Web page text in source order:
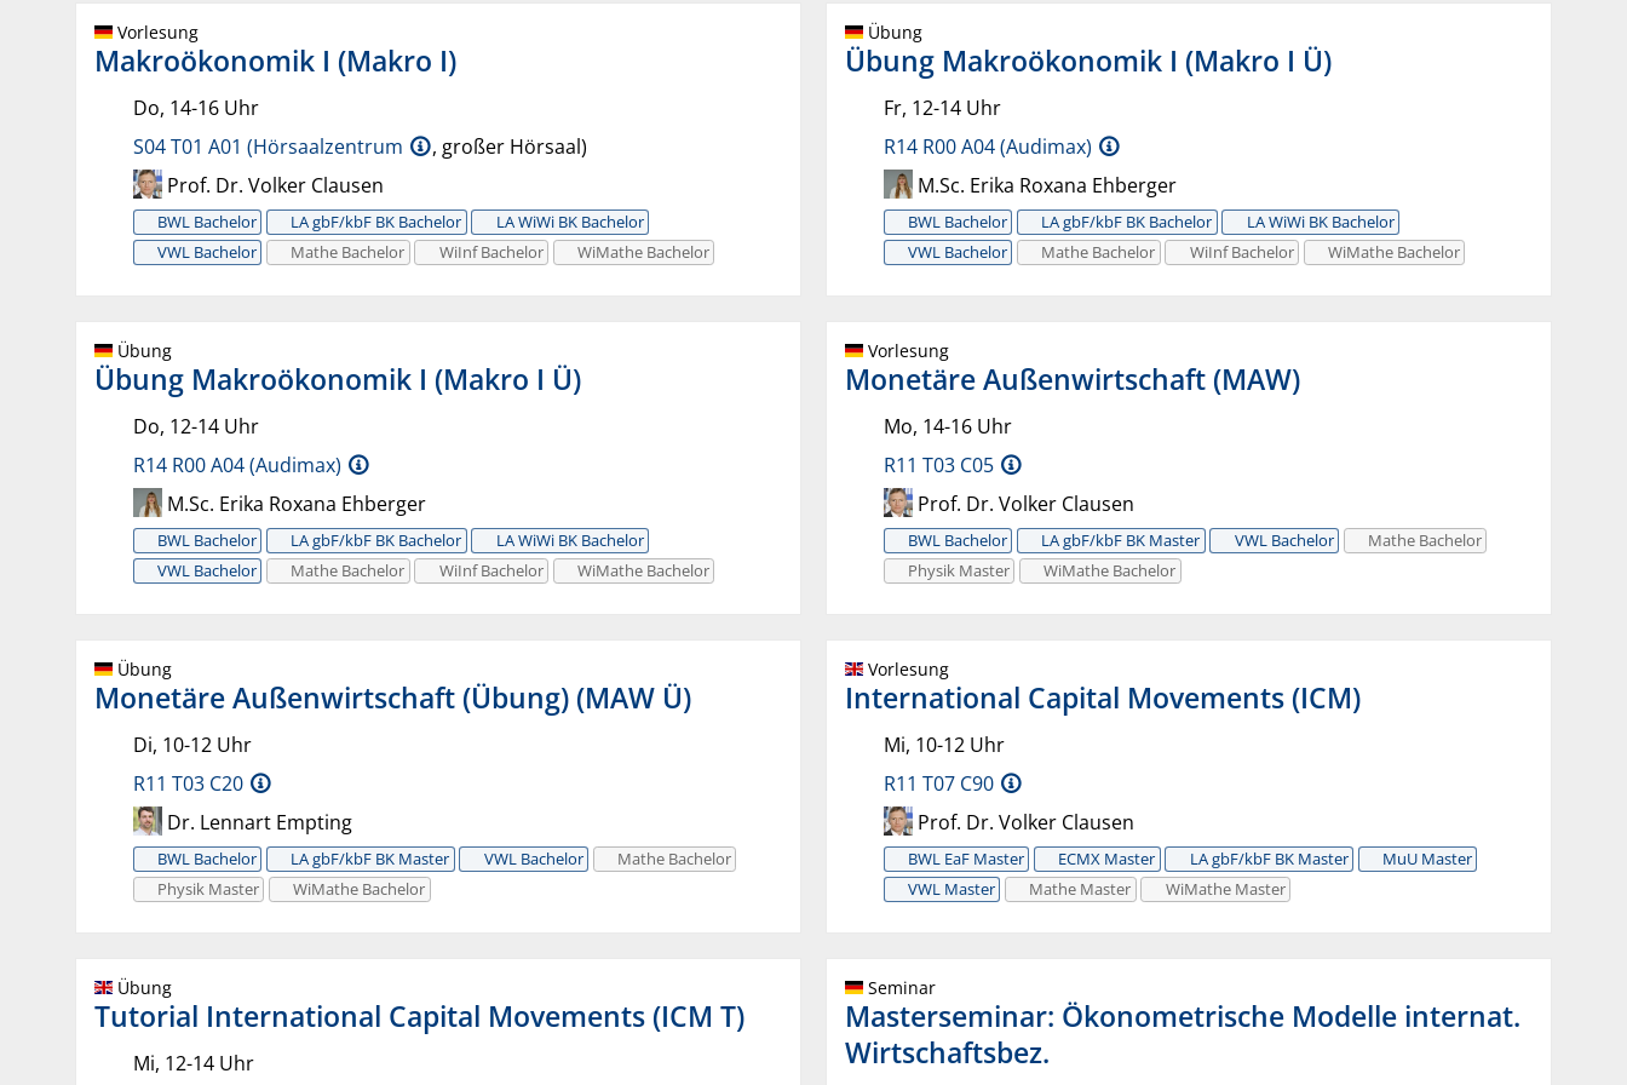
Vorlesung
Makroökonomik I (Makro I)
Do, 14-16 Uhr
S04 T01 A01 (Hörsaalzentrum
, großer Hörsaal)
Prof. Dr. Volker Clausen
BWL Bachelor LA gbF/kbF BK Bachelor
LA WiWi BK Bachelor
VWL Bachelor
Mathe Bachelor WiInf Bachelor WiMathe Bachelor
Übung
Übung Makroökonomik I (Makro I Ü)
Fr, 12-14 Uhr
R14 R00 A04 (Audimax)
M.Sc. Erika Roxana Ehberger
BWL Bachelor LA gbF/kbF BK Bachelor
LA WiWi BK Bachelor
VWL Bachelor
Mathe Bachelor WiInf Bachelor WiMathe Bachelor
Übung
Übung Makroökonomik I (Makro I Ü)
Do, 12-14 Uhr
R14 R00 A04 (Audimax)
M.Sc. Erika Roxana Ehberger
BWL Bachelor LA gbF/kbF BK Bachelor
LA WiWi BK Bachelor
VWL Bachelor
Mathe Bachelor WiInf Bachelor WiMathe Bachelor
Vorlesung
Monetäre Außenwirtschaft (MAW)
Mo, 14-16 Uhr
R11 T03 C05
Prof. Dr. Volker Clausen
BWL Bachelor LA gbF/kbF BK Master VWL Bachelor
Mathe Bachelor
Physik Master
WiMathe Bachelor
Übung
Monetäre Außenwirtschaft (Übung) (MAW Ü)
Di, 10-12 Uhr
R11 T03 C20
Dr. Lennart Empting
BWL Bachelor LA gbF/kbF BK Master VWL Bachelor
Mathe Bachelor
Physik Master
WiMathe Bachelor
Vorlesung
International Capital Movements (ICM)
Mi, 10-12 Uhr
R11 T07 C90
Prof. Dr. Volker Clausen
BWL EaF Master ECMX Master LA gbF/kbF BK Master
MuU Master
VWL Master
Mathe Master WiMathe Master
Übung
Tutorial International Capital Movements (ICM T)
Mi, 12-14 Uhr
Seminar
Masterseminar: Ökonometrische Modelle internat.
Wirtschaftsbez.